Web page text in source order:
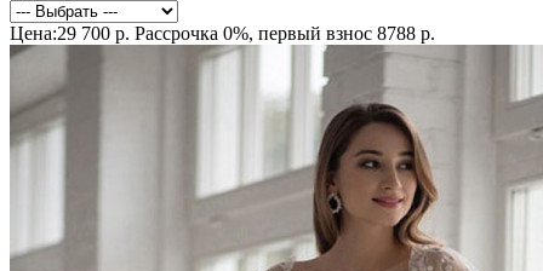
Цена:29 700 р. Рассрочка 0%, первый взнос 8788 р.